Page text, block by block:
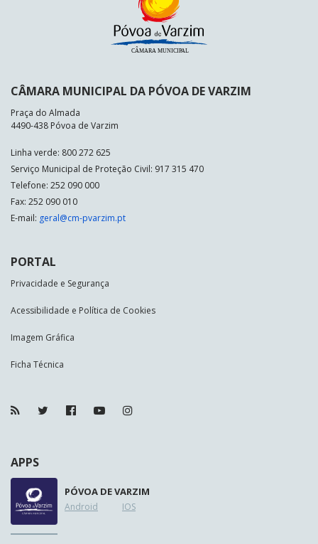
CÂMARA MUNICIPAL DA PÓVOA DE VARZIM
Praça do Almada
4490-438 Póvoa de Varzim
Linha verde: 800 272 625
Serviço Municipal de Proteção Civil: 917 315 470
Telefone: 252 090 000
Fax: 252 090 010
E-mail: geral@cm-pvarzim.pt
PORTAL
Privacidade e Segurança
Acessibilidade e Política de Cookies
Imagem Gráfica
Ficha Técnica
APPS
PÓVOA DE VARZIM
Android IOS